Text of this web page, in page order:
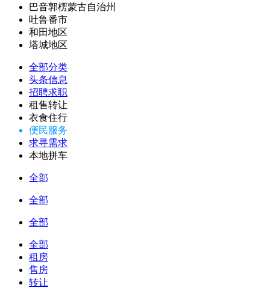
巴音郭楞蒙古自治州
吐鲁番市
和田地区
塔城地区
全部分类
头条信息
招聘求职
租售转让
衣食住行
便民服务
求寻需求
本地拼车
全部
全部
全部
全部
租房
售房
转让